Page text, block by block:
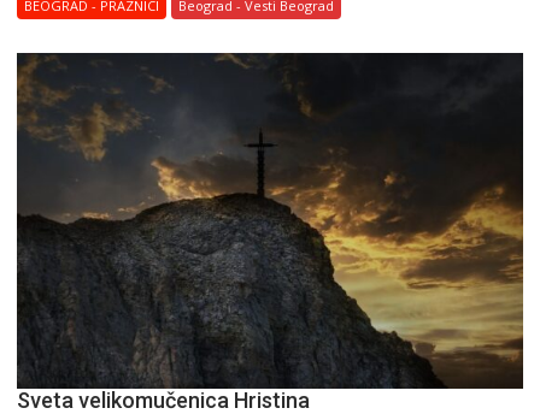
BEOGRAD - PRAZNICI Beograd - Vesti Beograd
Svеta vеlikоmučеnica Hristina